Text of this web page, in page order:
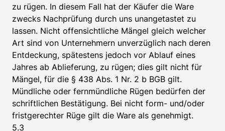
zu rügen. In diesem Fall hat der Käufer die Ware
zwecks Nachprüfung durch uns unangetastet zu
lassen. Nicht offensichtliche Mängel gleich welcher
Art sind von Unternehmern unverzüglich nach deren
Entdeckung, spätestens jedoch vor Ablauf eines
Jahres ab Ablieferung, zu rügen; dies gilt nicht für
Mängel, für die § 438 Abs. 1 Nr. 2 b BGB gilt.
Mündliche oder fernmündliche Rügen bedürfen der
schriftlichen Bestätigung. Bei nicht form- und/oder
fristgerechter Rüge gilt die Ware als genehmigt.
5.3